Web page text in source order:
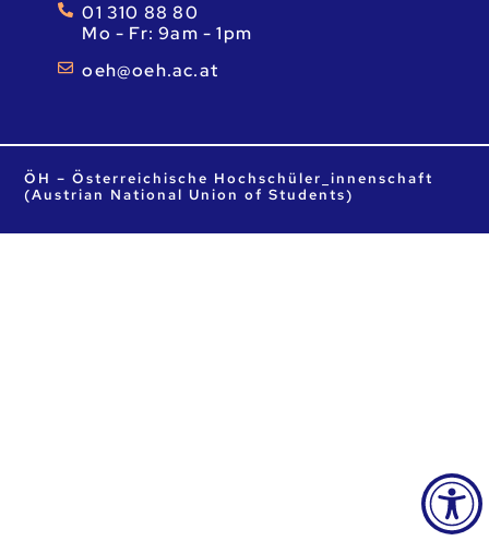
01 310 88 80
Mo - Fr: 9am - 1pm
ta.ca.heo@heo
ÖH – Österreichische Hochschüler_innenschaft
(Austrian National Union of Students)